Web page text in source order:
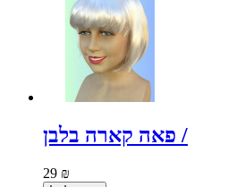
פאה קארה בלבן /
29 ₪